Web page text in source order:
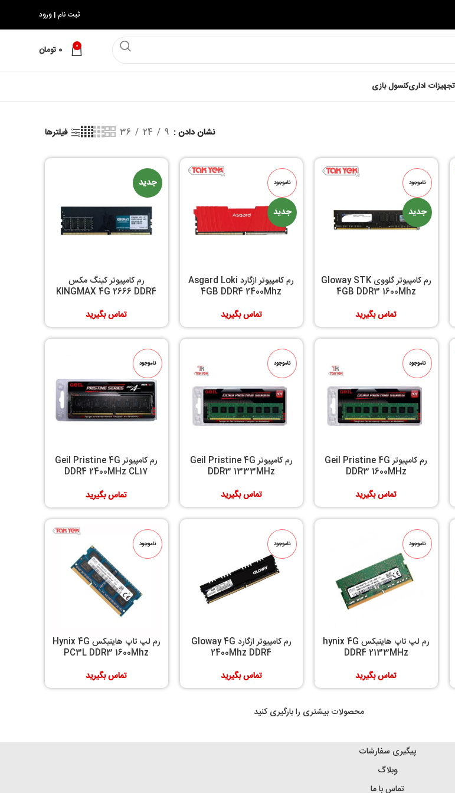
ثبت نام | ورود
0
0 تومان
تجهیزات اداریکنسول بازی
نشان دادن 9
24
36 فیلترها
ناموجود
جدید
رم کامپیوتر گلووی Gloway STK
4GB DDR3 1600Mhz
تماس بگیرید
ناموجود
جدید
رم کامپیوتر ازگارد Asgard Loki
4GB DDR4 2400Mhz
تماس بگیرید
جدید
رم کامپیوتر کینگ مکس
KINGMAX 4G 2666 DDR4
تماس بگیرید
ناموجود
رم کامپیوتر Geil Pristine 4G
DDR3 1600MHz
تماس بگیرید
ناموجود
رم کامپیوتر Geil Pristine 4G
DDR3 1333MHz
تماس بگیرید
ناموجود
رم کامپیوتر Geil Pristine 4G
DDR4 2400MHz CL17
تماس بگیرید
ناموجود
رم لپ تاپ هاینیکس hynix 4G
DDR4 2133MHz
تماس بگیرید
ناموجود
رم کامپیوتر ازگارد Gloway 4G
2400Mhz DDR4
تماس بگیرید
ناموجود
رم لپ تاپ هاینیکس Hynix 4G
PC3L DDR3 1600Mhz
تماس بگیرید
محصولات بیشتری را بارگیری کنید
پیگیری سفارشات
وبلاگ
تماس با ما